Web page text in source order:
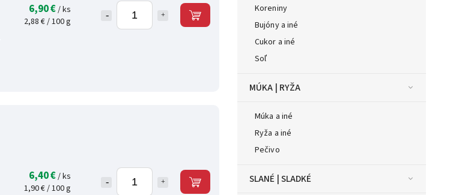
Koreniny
Bujóny a iné
Cukor a iné
Soľ
MÚKA | RYŽA
Múka a iné
Ryža a iné
Pečivo
SLANÉ | SLADKÉ
6,90 €/ ks
2,88 € / 100 g
6,40 €/ ks
1,90 € / 100 g